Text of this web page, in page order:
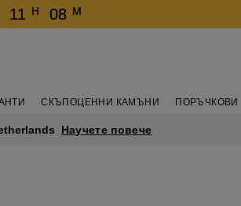
11 H 08 M
СКЪПОЦЕННИ КАМЪНИ ПОРЪЧКОВИ
Научете повече